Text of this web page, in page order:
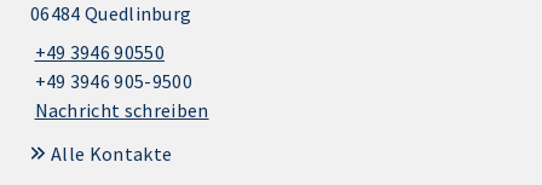
06484 Quedlinburg
+49 3946 90550
+49 3946 905-9500
Nachricht schreiben
Alle Kontakte